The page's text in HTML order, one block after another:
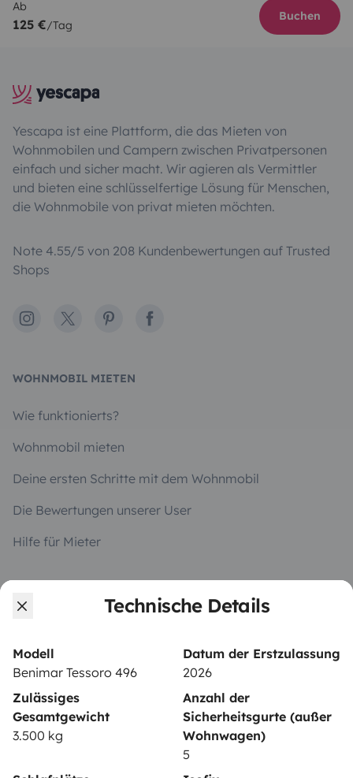
Technische Details
Modell
Benimar Tessoro 496
Datum der Erstzulassung
2026
Zulässiges
Gesamtgewicht
3.500 kg
Anzahl der
Sicherheitsgurte (außer
Wohnwagen)
5
Ab
125 €/Tag
Buchen
Yescapa ist eine Plattform, die das Mieten von
Wohnmobilen und Campern zwischen Privatpersonen
einfach und sicher macht. Wir agieren als Vermittler
und bieten eine schlüsselfertige Lösung für Menschen,
die Wohnmobile von privat mieten möchten.
Note 4.55/5 von 208 Kundenbewertungen auf Trusted
Shops
Instagram
X PinterestFacebook
WOHNMOBIL MIETEN
Wie funktionierts?
Wohnmobil mieten
Deine ersten Schritte mit dem Wohnmobil
Die Bewertungen unserer User
Hilfe für Mieter
VERMIETER
Mietvertrag
Mietversicherung
Mietpannenhilfe